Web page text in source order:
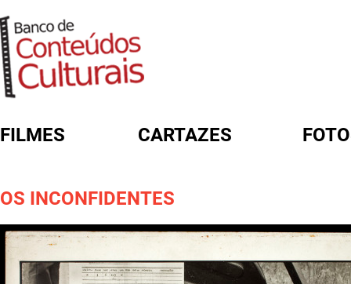
FILMES CARTAZES
OS INCONFIDENTES